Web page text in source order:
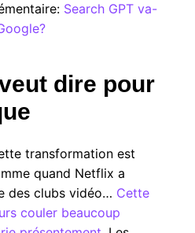
Search GPT va-
dire pour
transformation est
quand Netflix a
des clubs vidéo… Cette
couler beaucoup